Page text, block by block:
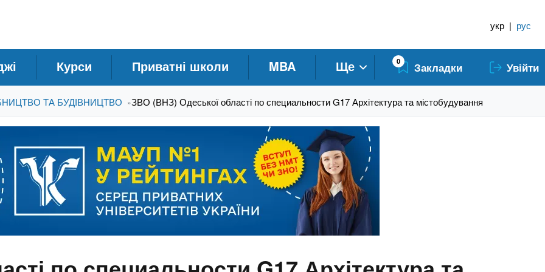
укр | рус
Курси Приватні школи MBA Ще 0 Закладки Увійти
ТА БУДІВНИЦТВО »ЗВО (ВНЗ) Одеської області по специальности G17 Архітектура та містобудування